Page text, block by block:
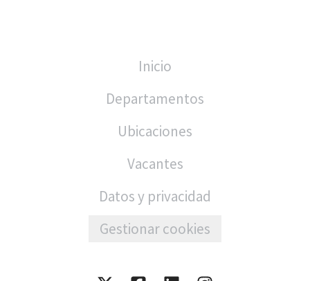
Inicio
Departamentos
Ubicaciones
Vacantes
Datos y privacidad
Gestionar cookies